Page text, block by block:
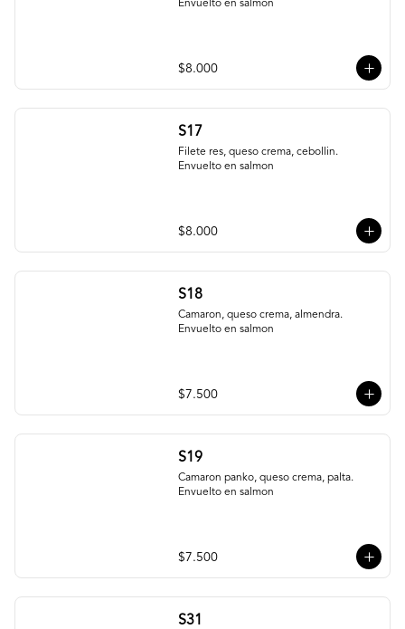
Envuelto en salmon
$8.000
S17
Filete res, queso crema, cebollin.
Envuelto en salmon
$8.000
S18
Camaron, queso crema, almendra.
Envuelto en salmon
$7.500
S19
Camaron panko, queso crema, palta.
Envuelto en salmon
$7.500
S31